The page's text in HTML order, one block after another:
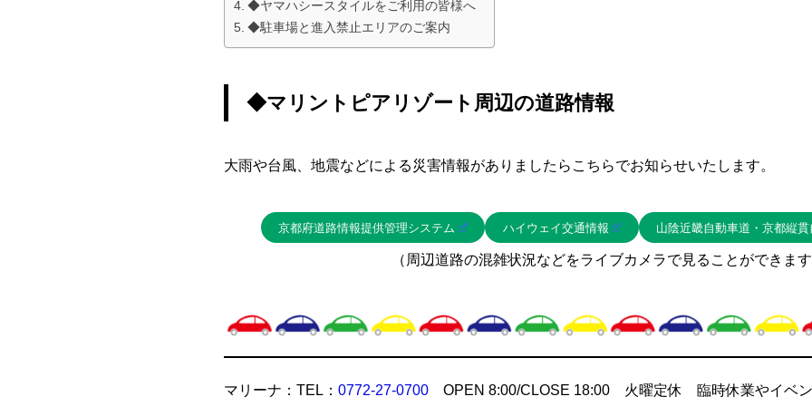
◆ヤマハシースタイルをご利用の皆様へ
◆駐車場と進入禁止エリアのご案内
◆マリントピアリゾート周辺の道路情報
大雨や台風、地震などによる災害情報がありましたらこちらでお知らせいたします。
京都府道路情報提供管理システム ハイウェイ交通情報 山陰近畿自動車道・京都縦
（周辺道路の混雑状況などをライブカメラで見ることができま
マリーナ：TEL： 0772-27-0700 OPEN 8:00/CLOSE 18:00 火曜定休 臨時休業やイベ